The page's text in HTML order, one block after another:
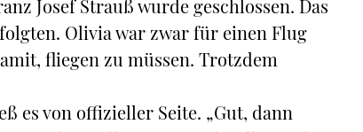
Josef Strauß wurde geschlossen. Das
Olivia war zwar für einen Flug
fliegen zu müssen. Trotzdem
es von offizieller Seite. „Gut, dann